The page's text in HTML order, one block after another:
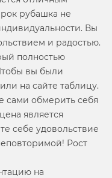
рубашка не
Вы
и радостью.
полностью
вы были
на сайте таблицу.
сами обмерить себя
является
себе удовольствие
Рост
на